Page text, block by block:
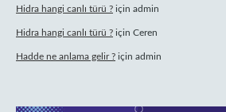
Hidra hangi canlı türü ? için admin
Hidra hangi canlı türü ? için Ceren
Hadde ne anlama gelir ? için admin